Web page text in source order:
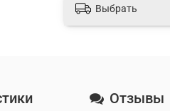
Выбрать
Отзывы